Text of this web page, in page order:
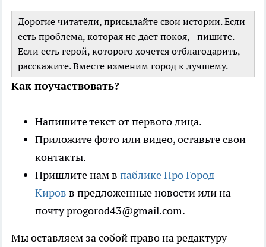
Дорогие читатели, присылайте свои истории. Если
есть проблема, которая не дает покоя, - пишите.
Если есть герой, которого хочется отблагодарить, -
расскажите. Вместе изменим город к лучшему.
Как поучаствовать?
Напишите текст от первого лица.
Приложите фото или видео, оставьте свои
контакты.
Пришлите нам в паблике Про Город
Киров в предложенные новости или на
почту progorod43@gmail.com.
Мы оставляем за собой право на редактуру